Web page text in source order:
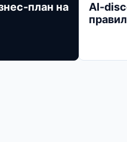
план на
AI-